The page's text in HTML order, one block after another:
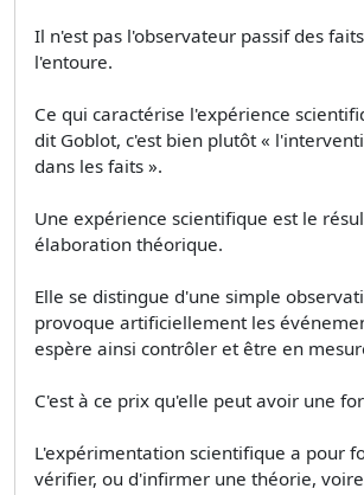
Il n'est pas l'observateur passif des
l'entoure.
Ce qui caractérise l'expérience
dit Goblot, c'est bien plutôt «
dans les faits ».
Une expérience scientifique est le
élaboration théorique.
Elle se distingue d'une simple
provoque artificiellement les
espère ainsi contrôler et être en
C'est à ce prix qu'elle peut avoir une
L'expérimentation scientifique a pour
vérifier, ou d'infirmer une théorie,